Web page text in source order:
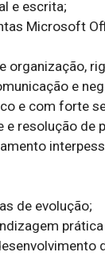
e escrita;
Microsoft
organização,
e
e com forte
e resolução de
de evolução;